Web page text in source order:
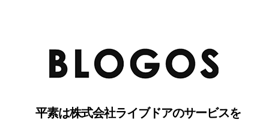
平素は株式会社ライブドアのサービスを